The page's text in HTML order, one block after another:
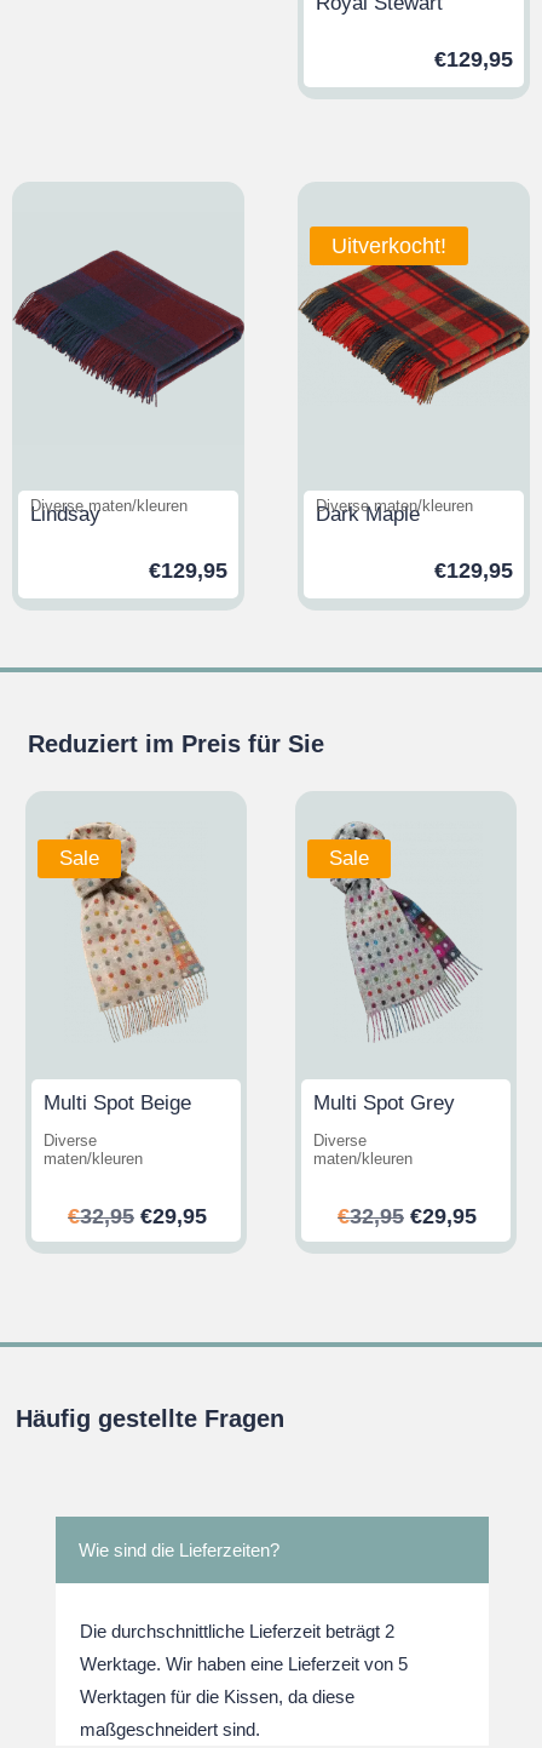
€129,95
Lindsay
Diverse maten/kleuren
€129,95
Uitverkocht!
Dark Maple
Diverse maten/kleuren
€129,95
Reduziert im Preis für Sie
Sale
Multi Spot Beige
Diverse
maten/kleuren
€32,95 Ursprünglicher
Preis
€29,95Aktueller
Preis
Sale
Multi Spot Grey
Diverse
maten/kleuren
€32,95
Preis
€29,95
Preis
Häufig gestellte Fragen
Wie sind die Lieferzeiten?
Die durchschnittliche Lieferzeit beträgt 2
Werktage. Wir haben eine Lieferzeit von 5
Werktagen für die Kissen, da diese
maßgeschneidert sind.